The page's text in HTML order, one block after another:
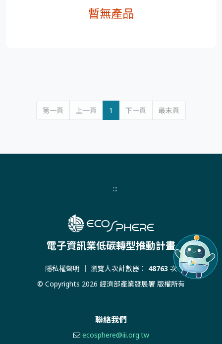
暫無產品
第一頁 上一頁 1 下一頁 最末頁
:::
電子資訊業低碳轉型推動計畫
隱私權聲明 ｜ 瀏覽人次計數器： 48763 次
© Copyrights 2026 經濟部產業發展署 版權所有
聯絡我們
ecosphere@iii.org.tw